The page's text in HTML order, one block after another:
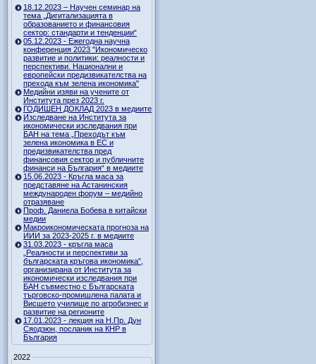
18.12.2023 – Научен семинар на
тема „Дигитализацията в
образованието и финансовия
сектор: стандарти и тенденции“
05.12.2023 - Ежегодна научна
конференция 2023 "Икономическо
развитие и политики: реалности и
перспективи. Национални и
европейски предизвикателства на
прехода към зелена икономика"
Медийни изяви на учените от
Института през 2023 г.
ГОДИШЕН ДОКЛАД 2023 в медиите
Изследване на Института за
икономически изследвания при
БАН на тема „Преходът към
зелена икономика в ЕС и
предизвикателства пред
финансовия сектор и публичните
финанси на България“ в медиите
15.06.2023 - Кръгла маса за
представяне на Астанинския
международен форум – медийно
отразяване
Проф. Даниела Бобева в китайски
медии
Макроикономическата прогноза на
ИИИ за 2023-2025 г. в медиите
31.03.2023 - кръгла маса
„Реалности и перспективи за
българската кръгова икономика”,
организирана от Института за
икономически изследвания при
БАН съвместно с Българската
търговско-промишлена палата и
Висшето училище по агробизнес и
развитие на регионите
17.01.2023 - лекция на Н.Пр. Дун
Сяодзюн, посланик на КНР в
България
2022